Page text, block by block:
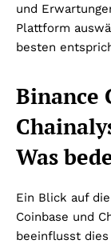
und
Plattform
besten
Binance
Was
Ein Blick auf
Coinbase und
beeinflusst